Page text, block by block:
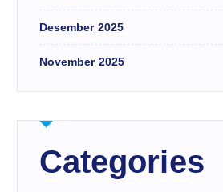
Desember 2025
November 2025
Categories